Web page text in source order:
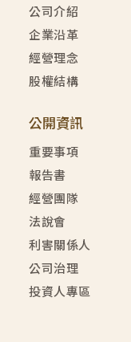
公司介紹
企業沿革
經營理念
股權結構
公開資訊
重要事項
報告書
經營團隊
法說會
利害關係人
公司治理
投資人專區